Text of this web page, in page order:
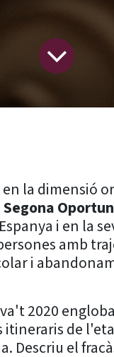
la dimensió
Segona
i en la
amb
i
2020
itineraris de
Descriu el